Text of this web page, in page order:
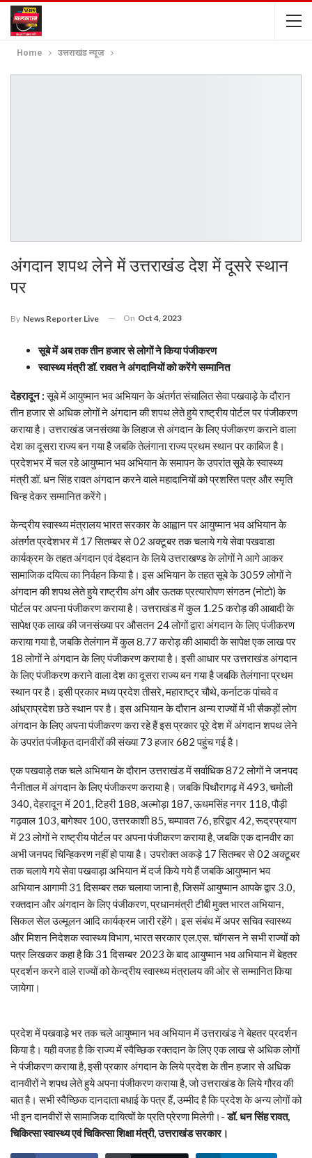
Home उत्तराखंड न्यूज़
अंगदान शपथ लेने में उत्तराखंड देश में दूसरे स्थान
पर
By News Reporter Live On Oct 4, 2023
सूबे में अब तक तीन हजार से लोगों ने किया पंजीकरण
स्वास्थ्य मंत्री डॉ. रावत ने अंगदानियों को करेंगे सम्मानित
देहरादून :सूबे में आयुष्मान भव अभियान के अंतर्गत संचालित सेवा पखवाड़े के दौरान
तीन हजार से अधिक लोगों ने अंगदान की शपथ लेते हुये राष्ट्रीय पोर्टल पर पंजीकरण
कराया है। उत्तराखंड जनसंख्या के लिहाज से अंगदान के लिए पंजीकरण कराने वाला
देश का दूसरा राज्य बन गया है जबकि तेलंगाना राज्य प्रथम स्थान पर काबिज है।
प्रदेशभर में चल रहे आयुष्मान भव अभियान के समापन के उपरांत सूबे के स्वास्थ्य
मंत्री डॉ. धन सिंह रावत अंगदान करने वाले महादानियों को प्रशस्ति पत्र और स्मृति
चिन्ह देकर सम्मानित करेंगे।
केन्द्रीय स्वास्थ्य मंत्रालय भारत सरकार के आह्वान पर आयुष्मान भव अभियान के
अंतर्गत प्रदेशभर में 17 सितम्बर से 02 अक्टूबर तक चलाये गये सेवा पखवाडा
कार्यक्रम के तहत अंगदान एवं देहदान के लिये उत्तराखण्ड के लोगों ने आगे आकर
सामाजिक दयित्व का निर्वहन किया है। इस अभियान के तहत सूबे के 3059 लोगों ने
अंगदान की शपथ लेते हुये राष्ट्रीय अंग और ऊतक प्रत्यारोपण संगठन (नोटो) के
पोर्टल पर अपना पंजीकरण कराया है। उत्तराखंड में कुल 1.25 करोड़ की आबादी के
सापेक्ष एक लाख की जनसंख्या पर औसतन 24 लोगों द्वारा अंगदान के लिए पंजीकरण
कराया गया है, जबकि तेलंगान में कुल 8.77 करोड़ की आबादी के सापेक्ष एक लाख पर
18 लोगों ने अंगदान के लिए पंजीकरण कराया है। इसी आधार पर उत्तराखंड अंगदान
के लिए पंजीकरण कराने वाला देश का दूसरा राज्य बन गया है जबकि तेलंगाना प्रथम
स्थान पर है। इसी प्रकार मध्य प्रदेश तीसरे, महाराष्ट्र चौथे, कर्नाटक पांचवे व
आंध्राप्रदेश छठे स्थान पर है। इस अभियान के दौरान अन्य राज्यों में भी सैकड़ों लोग
अंगदान के लिए अपना पंजीकरण करा रहे हैं इस प्रकार पूरे देश में अंगदान शपथ लेने
के उपरांत पंजीकृत दानवीरों की संख्या 73 हजार 682 पहुंच गई है।
एक पखवाड़े तक चले अभियान के दौरान उत्तराखंड में सर्वाधिक 872 लोगों ने जनपद
नैनीताल में अंगदान के लिए पंजीकरण कराया है। जबकि पिथौरागढ़ में 493, चमोली
340, देहरादून में 201, टिहरी 188, अल्मोड़ा 187, ऊधमसिंह नगर 118, पौड़ी
गढ़वाल 103, बागेश्वर 100, उत्तरकाशी 85, चम्पावत 76, हरिद्वार 42, रूद्रप्रयाग
में 23 लोगों ने राष्ट्रीय पोर्टल पर अपना पंजीकरण कराया है, जबकि एक दानवीर का
अभी जनपद चिन्हिकरण नहीं हो पाया है। उपरोक्त अकड़े 17 सितम्बर से 02 अक्टूबर
तक चलाये गये सेवा पखवाड़ा अभियान में दर्ज किये गये हैं जबकि आयुष्मान भव
अभियान आगामी 31 दिसम्बर तक चलाया जाना है, जिसमें आयुष्मान आपके द्वार 3.0,
रक्तदान और अंगदान के लिए पंजीकरण, प्रधानमंत्री टीबी मुक्त भारत अभियान,
सिकल सेल उल्मूलन आदि कार्यक्रम जारी रहेंगे। इस संबंध में अपर सचिव स्वास्थ्य
और मिशन निदेशक स्वास्थ्य विभाग, भारत सरकार एल.एस. चॉगसन ने सभी राज्यों को
पत्र लिखकर कहा है कि 31 दिसम्बर 2023 के बाद आयुष्मान भव अभियान में बेहतर
प्रदर्शन करने वाले राज्यों को केन्द्रीय स्वास्थ्य मंत्रालय की ओर से सम्मानित किया
जायेगा।
प्रदेश में पखवाड़े भर तक चले आयुष्मान भव अभियान में उत्तराखंड ने बेहतर प्रदर्शन
किया है। यही वजह है कि राज्य में स्वैच्छिक रक्तदान के लिए एक लाख से अधिक लोगों
ने पंजीकरण कराया है, इसी प्रकार अंगदान के लिये प्रदेश के तीन हजार से अधिक
दानवीरों ने शपथ लेते हुये अपना पंजीकरण कराया है, जो उत्तराखंड के लिये गौरव की
बात है। सभी स्वैच्छिक दानदाता बधाई के पत्र हैं, उम्मीद है कि प्रदेश के अन्य लोगों को
भी इन दानवीरों से सामाजिक दायित्वों के प्रति प्रेरणा मिलेगी।-डॉ. धन सिंह रावत,
चिकित्सा स्वास्थ्य एवं चिकित्सा शिक्षा मंत्री, उत्तराखंड सरकार।